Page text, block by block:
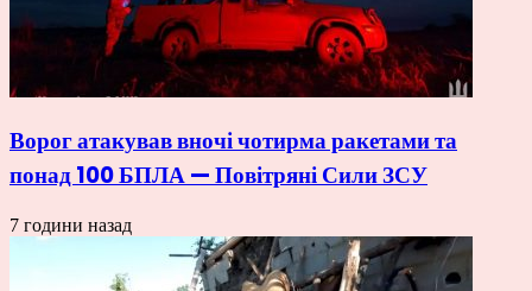
Ворог атакував вночі чотирма ракетами та
понад 100 БПЛА — Повітряні Сили ЗСУ
7 години назад